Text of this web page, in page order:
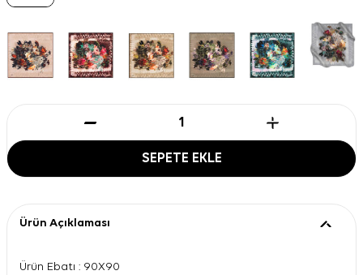
SEPETE EKLE
Ürün Açıklaması
Ürün Ebatı : 90X90